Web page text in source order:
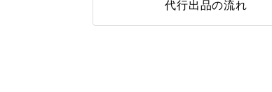
代行出品の流れ